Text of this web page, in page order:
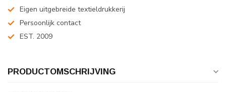
Eigen uitgebreide textieldrukkerij
Persoonlijk contact
EST. 2009
PRODUCTOMSCHRIJVING